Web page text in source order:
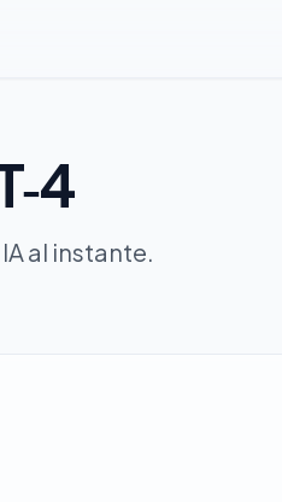
al instante.